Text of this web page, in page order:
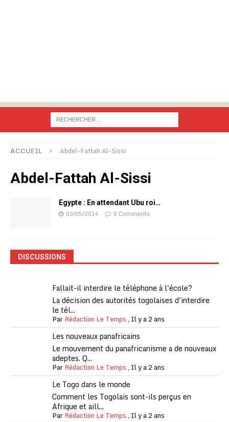
ACCUEIL Abdel-Fattah Al-Sissi
Abdel-Fattah Al-Sissi
Egypte : En attendant Ubu roi…
03/05/2014 0 Comments
DISCUSSIONS
Fallait-il interdire le téléphone à l'école?
La décision des autorités togolaises d'interdire
le tél...
ParRédaction Le Temps, Il y a 2 ans
Les nouveaux panafricains
Le mouvement du panafricanisme a de nouveaux
adeptes. Q...
ParRédaction Le Temps, Il y a 2 ans
Le Togo dans le monde
Comment les Togolais sont-ils perçus en
Afrique et aill...
ParRédaction Le Temps, Il y a 2 ans